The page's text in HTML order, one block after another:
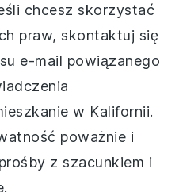
chcesz skorzystać
praw, skontaktuj się
e-mail powiązanego
w Kalifornii.
poważnie i
z szacunkiem i